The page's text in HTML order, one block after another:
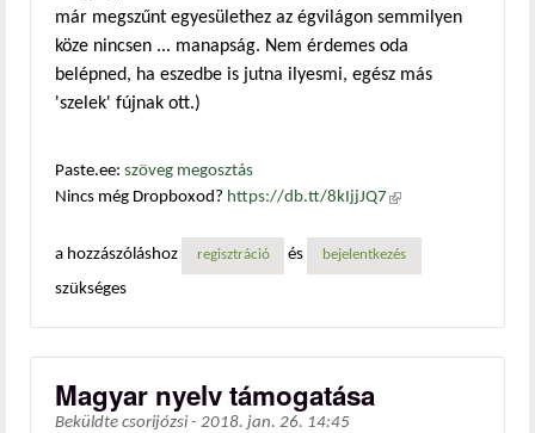
már megszűnt egyesülethez az égvilágon semmilyen
köze nincsen ... manapság. Nem érdemes oda
belépned, ha eszedbe is jutna ilyesmi, egész más
'szelek' fújnak ott.)
Paste.ee: szöveg megosztás
Nincs még Dropboxod? https://db.tt/8kIjjJQ7 (külső
a hozzászóláshoz
regisztráció és bejelentkezés
szükséges
Magyar nyelv támogatása
Beküldte csorijózsi - 2018. jan. 26. 14:45